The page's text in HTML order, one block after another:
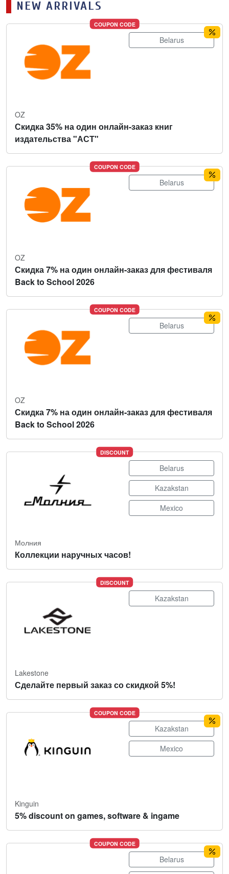
NEW ARRIVALS
COUPON CODE
Belarus
OZ
Скидка 35% на один онлайн-заказ книг
издательства "АСТ"
COUPON CODE
Belarus
OZ
Скидка 7% на один онлайн-заказ для фестиваля
Back to School 2026
COUPON CODE
Belarus
OZ
Скидка 7% на один онлайн-заказ для фестиваля
Back to School 2026
DISCOUNT
Belarus
Kazakstan
Mexico
Молния
Коллекции наручных часов!
DISCOUNT
Kazakstan
Lakestone
Сделайте первый заказ со скидкой 5%!
COUPON CODE
Kazakstan
Mexico
Kinguin
5% discount on games, software & ingame
COUPON CODE
Belarus